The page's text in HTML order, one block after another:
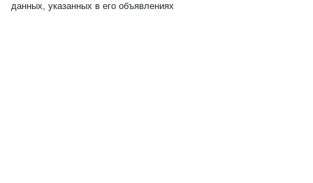
данных, указанных в его объявлениях